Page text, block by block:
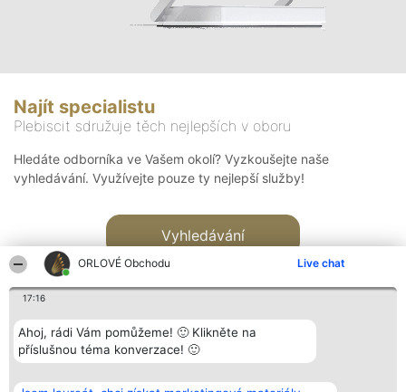
ORLOVÉ Obchodu Live chat
17:16
Ahoj, rádi Vám pomůžeme! 🙂 Klikněte na
příslušnou téma konverzace! 🙂
Najít specialistu
Plebiscit sdružuje těch nejlepších v oboru
Hledáte odborníka ve Vašem okolí? Vyzkoušejte naše
vyhledávání. Využívejte pouze ty nejlepší služby!
Vyhledávání
Bright Side Solutions sp. z o.
Vítězové
Kontakt